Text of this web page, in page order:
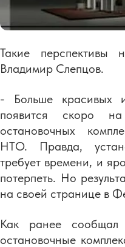
Такие перспективы
Владимир Слепцов.
- Больше красивых
появится скоро
остановочных
НТО. Правда,
требует времени, и
потерпеть. Но
на своей странице в
Как ранее сообщал
остановочные